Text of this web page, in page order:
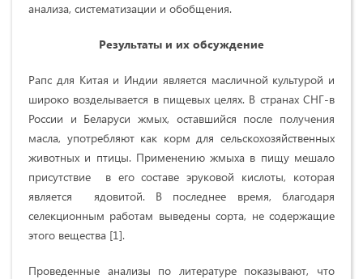
анализа, систематизации и обобщения.
Результаты и их обсуждение
Рапс для Китая и Индии является масличной культурой и
широко возделывается в пищевых целях. В странах СНГ-в
России и Беларуси жмых, оставшийся после получения
масла, употребляют как корм для сельскохозяйственных
животных и птицы. Применению жмыха в пищу мешало
присутствие в его составе эруковой кислоты, которая
является ядовитой. В последнее время, благодаря
селекционным работам выведены сорта, не содержащие
этого вещества [1].
Проведенные анализы по литературе показывают, что